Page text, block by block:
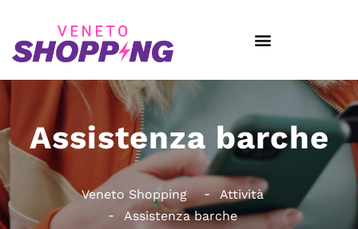
Assistenza barche
Veneto Shopping
Attività
Assistenza barche